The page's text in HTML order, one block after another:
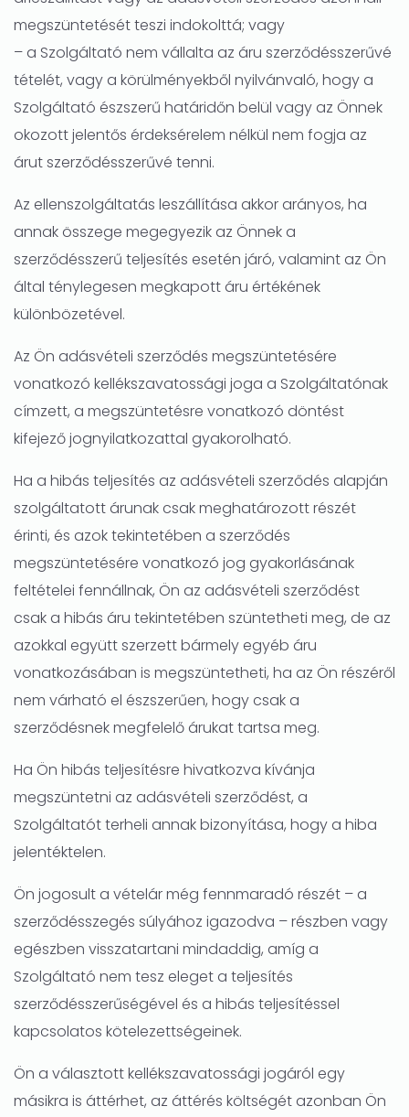
megszüntetését teszi indokolttá; vagy
– a Szolgáltató nem vállalta az áru szerződésszerűvé
tételét, vagy a körülményekből nyilvánvaló, hogy a
Szolgáltató észszerű határidőn belül vagy az Önnek
okozott jelentős érdeksérelem nélkül nem fogja az
árut szerződésszerűvé tenni.
Az ellenszolgáltatás leszállítása akkor arányos, ha
annak összege megegyezik az Önnek a
szerződésszerű teljesítés esetén járó, valamint az Ön
által ténylegesen megkapott áru értékének
különbözetével.
Az Ön adásvételi szerződés megszüntetésére
vonatkozó kellékszavatossági joga a Szolgáltatónak
címzett, a megszüntetésre vonatkozó döntést
kifejező jognyilatkozattal gyakorolható.
Ha a hibás teljesítés az adásvételi szerződés alapján
szolgáltatott árunak csak meghatározott részét
érinti, és azok tekintetében a szerződés
megszüntetésére vonatkozó jog gyakorlásának
feltételei fennállnak, Ön az adásvételi szerződést
csak a hibás áru tekintetében szüntetheti meg, de az
azokkal együtt szerzett bármely egyéb áru
vonatkozásában is megszüntetheti, ha az Ön részéről
nem várható el észszerűen, hogy csak a
szerződésnek megfelelő árukat tartsa meg.
Ha Ön hibás teljesítésre hivatkozva kívánja
megszüntetni az adásvételi szerződést, a
Szolgáltatót terheli annak bizonyítása, hogy a hiba
jelentéktelen.
Ön jogosult a vételár még fennmaradó részét – a
szerződésszegés súlyához igazodva – részben vagy
egészben visszatartani mindaddig, amíg a
Szolgáltató nem tesz eleget a teljesítés
szerződésszerűségével és a hibás teljesítéssel
kapcsolatos kötelezettségeinek.
Ön a választott kellékszavatossági jogáról egy
másikra is áttérhet, az áttérés költségét azonban Ön